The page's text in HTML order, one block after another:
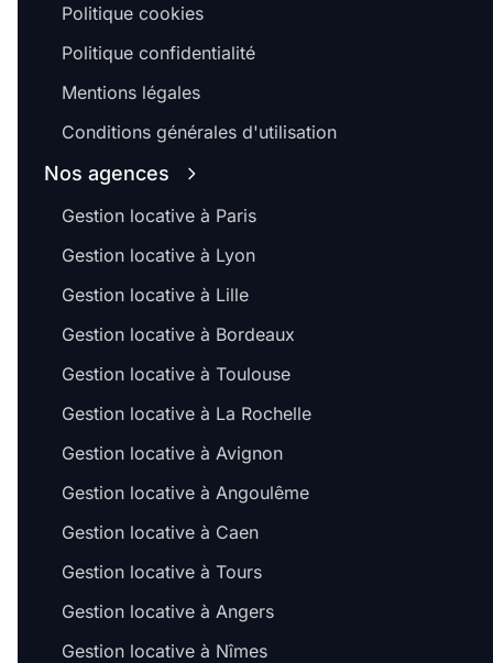
Politique cookies
Politique confidentialité
Mentions légales
Conditions générales d'utilisation
Nos agences
Gestion locative à Paris
Gestion locative à Lyon
Gestion locative à Lille
Gestion locative à Bordeaux
Gestion locative à Toulouse
Gestion locative à La Rochelle
Gestion locative à Avignon
Gestion locative à Angoulême
Gestion locative à Caen
Gestion locative à Tours
Gestion locative à Angers
Gestion locative à Nîmes